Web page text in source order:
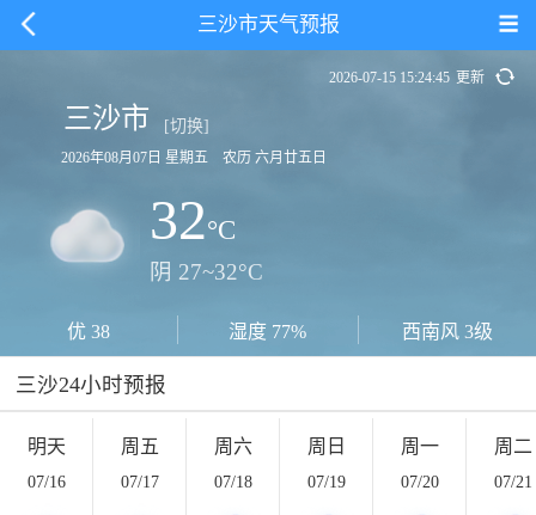
三沙市天气预报
三沙市 [切换]
2026-07-15 15:24:45 更新
2026年08月07日 星期五 农历 六月廿五日
32°C
阴 27~32°C
优 38 湿度 77% 西南风 3级
三沙24小时预报
明天
07/16
周五
07/17
周六
07/18
周日
07/19
周一
07/20
周二
07/21